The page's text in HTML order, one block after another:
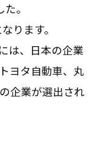
。
ります。
は、日本の企業
ヨタ自動車、丸
企業が選出され